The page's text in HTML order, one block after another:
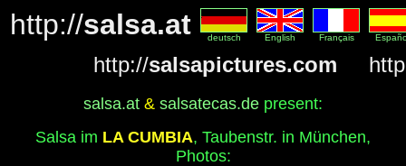
http://salsa.at deutsch English Français
http://salsapictures.com
salsa.at & salsatecas.de present:
Salsa im LA CUMBIA, Taubenstr. in München,
Photos: